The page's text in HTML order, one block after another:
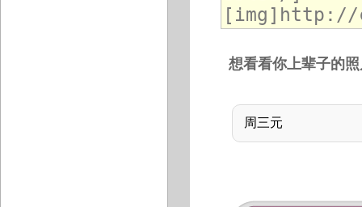
想看看你上辈子的